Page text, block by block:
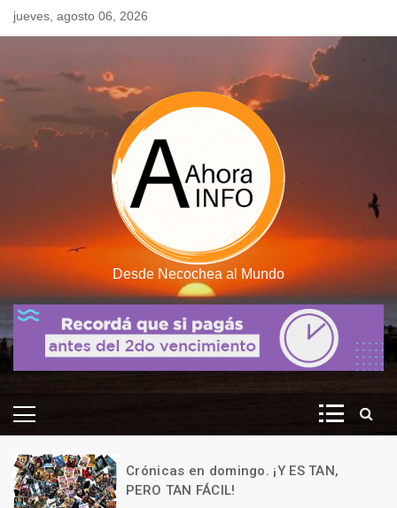
Skipjueves, agosto 06, 2026
Desde Necochea al Mundo
Crónicas en domingo. ¡Y ES TAN,
PERO TAN FÁCIL!